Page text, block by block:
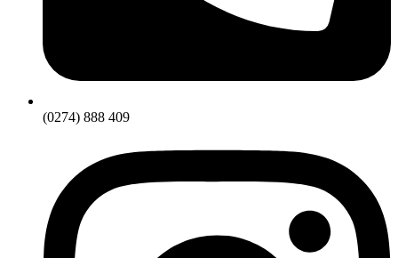
(0274) 888 409